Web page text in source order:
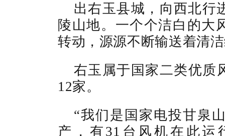
出右玉县城，向西北行
陵山地。一个个洁白的大
转动，源源不断输送着清
右玉属于国家二类优质
12家。
“我们是国家电投甘泉
产，有31台风机在此